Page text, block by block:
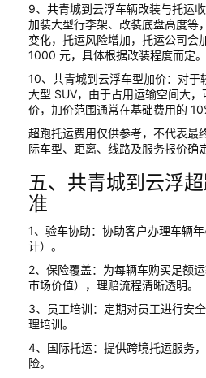
9、共青城到云浮车辆改装与托运
加装大型行李架、改装底盘高度等
变化，托运风险增加，托运公司
1000 元，具体根据改装程度而定。
10、共青城到云浮车型加价：对于
大型 SUV，由于占用运输空间大
价，加价范围通常在基础费用的
超跑托运费用仅供参考，不代表最
际车型、距离、线路及服务报价确定
五、共青城到云浮
准
1、验车协助：协助客户办理车辆
计）。
2、保险覆盖：为每辆车购买足额
市场价值），理赔流程清晰透明。
3、员工培训：定期对员工进行安
理培训。
4、国际托运：提供跨境托运服务
险。